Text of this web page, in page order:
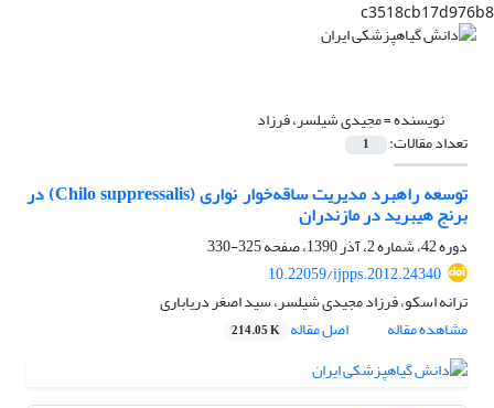
c3518cb17d976b8
نویسنده =مجیدی شیلسر، فرزاد
تعداد مقالات: 1
توسعه راهبرد مدیریت ساقه‌خوار نواری (Chilo suppressalis) در
برنج هیبرید در مازندران
دوره 42، شماره 2، آذر 1390، صفحه
325-330
10.22059/ijpps.2012.24340
ترانه اسکو، فرزاد مجیدی شیلسر، سید اصغر دریاباری
مشاهده مقاله
اصل مقاله 214.05 K